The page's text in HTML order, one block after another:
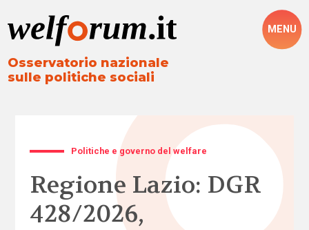
Osservatorio nazionale
sulle politiche sociali
MENU
Politiche e governo del welfare
Regione Lazio: DGR
428/2026,